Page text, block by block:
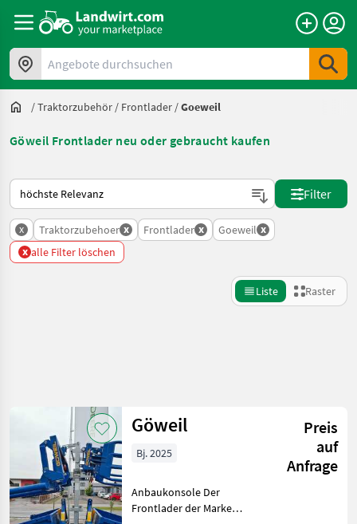
Angebote durchsuchen
/Traktorzubehör / Frontlader /Goeweil
Göweil Frontlader neu oder gebraucht kaufen
So wird auf Landwirt.com sortiert
Filter
x Traktorzubehoer x Frontlader x Goeweil x
x alle Filter löschen
Liste Raster
Kategorie 4 Land
AKTUELLER
PFAD
Landtechnik
Zurücksetzen
Ergebnisse
anzeigen
Göweil
Preis
auf
Anfrage
Bj. 2025
Anbaukonsole Der
Frontlader der Marke